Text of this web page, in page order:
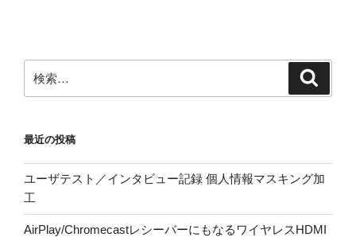
索:
最近の投稿
ユーザテスト／インタビュー記録 個人情報マスキング加
工
AirPlay/ChromecastレシーバーにもなるワイヤレスHDMI